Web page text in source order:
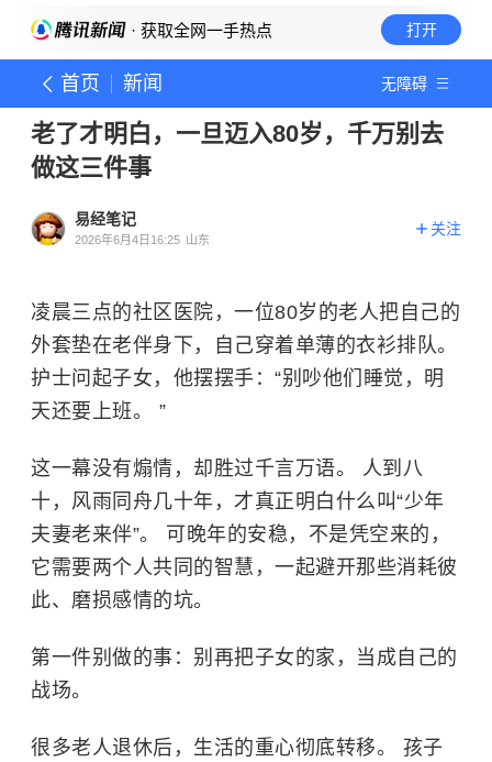
· 获取全网一手热点 打开
首页 新闻 无障碍
老了才明白，一旦迈入80岁，千万别去
做这三件事
易经笔记
2026年6月4日16:25 山东
关注
凌晨三点的社区医院，一位80岁的老人把自己的
外套垫在老伴身下，自己穿着单薄的衣衫排队。
护士问起子女，他摆摆手：“别吵他们睡觉，明
天还要上班。 ”
这一幕没有煽情，却胜过千言万语。 人到八
十，风雨同舟几十年，才真正明白什么叫“少年
夫妻老来伴”。 可晚年的安稳，不是凭空来的，
它需要两个人共同的智慧，一起避开那些消耗彼
此、磨损感情的坑。
第一件别做的事：别再把子女的家，当成自己的
战场。
很多老人退休后，生活的重心彻底转移。 孩子